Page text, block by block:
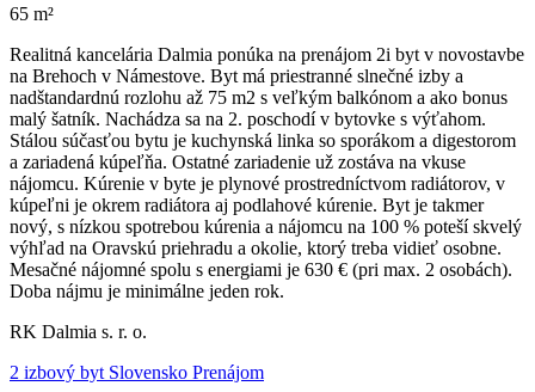
65 m²
Realitná kancelária Dalmia ponúka na prenájom 2i byt v novostavbe
na Brehoch v Námestove. Byt má priestranné slnečné izby a
nadštandardnú rozlohu až 75 m2 s veľkým balkónom a ako bonus
malý šatník. Nachádza sa na 2. poschodí v bytovke s výťahom.
Stálou súčasťou bytu je kuchynská linka so sporákom a digestorom
a zariadená kúpeľňa. Ostatné zariadenie už zostáva na vkuse
nájomcu. Kúrenie v byte je plynové prostredníctvom radiátorov, v
kúpeľni je okrem radiátora aj podlahové kúrenie. Byt je takmer
nový, s nízkou spotrebou kúrenia a nájomcu na 100 % poteší skvelý
výhľad na Oravskú priehradu a okolie, ktorý treba vidieť osobne.
Mesačné nájomné spolu s energiami je 630 € (pri max. 2 osobách).
Doba nájmu je minimálne jeden rok.
RK Dalmia s. r. o.
2 izbový byt Slovensko Prenájom